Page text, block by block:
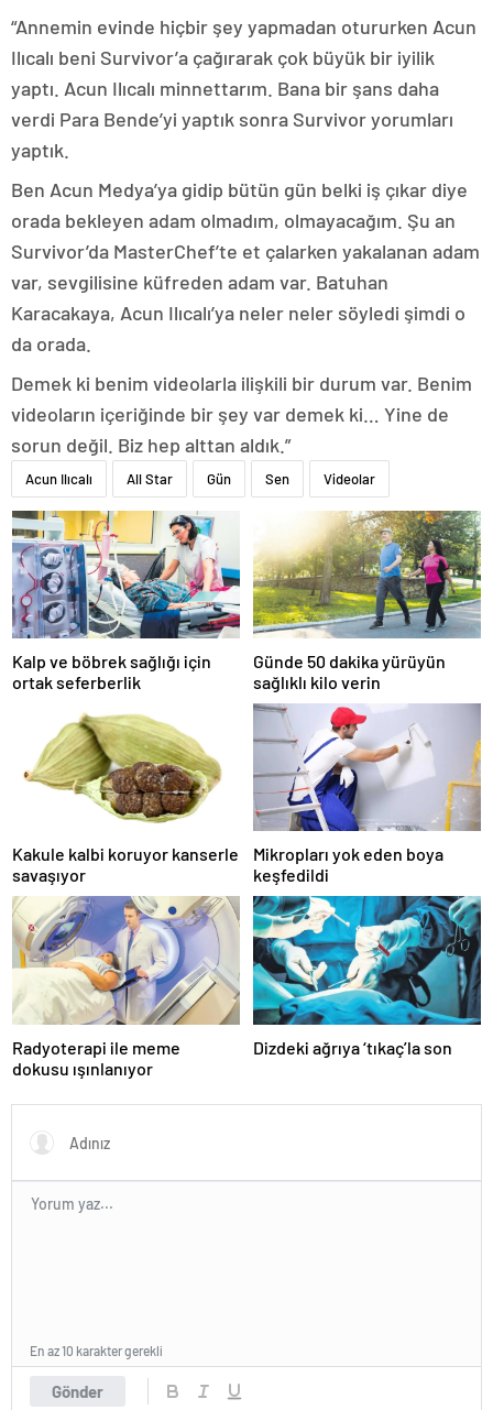
“Annemin evinde hiçbir şey yapmadan otururken Acun
Ilıcalı beni Survivor’a çağırarak çok büyük bir iyilik
yaptı. Acun Ilıcalı minnettarım. Bana bir şans daha
verdi Para Bende’yi yaptık sonra Survivor yorumları
yaptık.
Ben Acun Medya’ya gidip bütün gün belki iş çıkar diye
orada bekleyen adam olmadım, olmayacağım. Şu an
Survivor’da MasterChef’te et çalarken yakalanan adam
var, sevgilisine küfreden adam var. Batuhan
Karacakaya, Acun Ilıcalı’ya neler neler söyledi şimdi o
da orada.
Demek ki benim videolarla ilişkili bir durum var. Benim
videoların içeriğinde bir şey var demek ki… Yine de
sorun değil. Biz hep alttan aldık.”
Acun Ilıcalı All Star Gün Sen Videolar
Kalp ve böbrek sağlığı için
ortak seferberlik
Günde 50 dakika yürüyün
sağlıklı kilo verin
Kakule kalbi koruyor kanserle
savaşıyor
Mikropları yok eden boya
keşfedildi
Radyoterapi ile meme
dokusu ışınlanıyor
Dizdeki ağrıya ‘tıkaç’la son
Gönder
En az 10 karakter gerekli